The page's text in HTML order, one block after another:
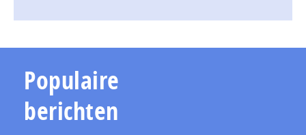
Populaire
berichten